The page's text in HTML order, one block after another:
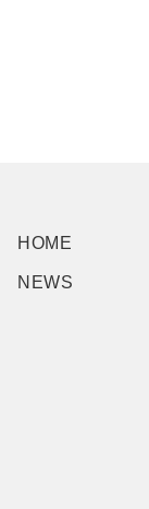
HOME
NEWS